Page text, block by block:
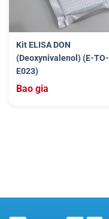
Kit ELISA DON
(Deoxynivalenol) (E-TO-
E023)
Bao gia